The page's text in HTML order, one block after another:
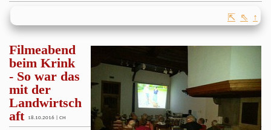
⇱ ⇖ ↑
Filmeabend
beim Krink
- So war das
mit der
Landwirtsch
aft
18.10.2016 | CH